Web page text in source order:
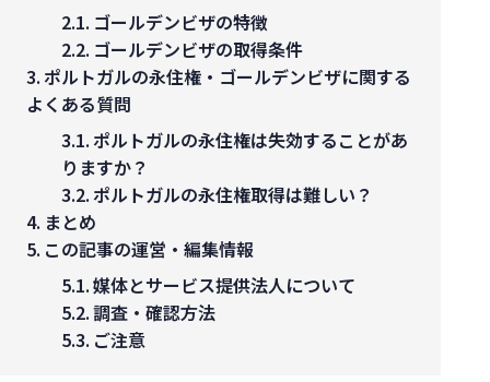
ゴールデンビザの特徴
ゴールデンビザの取得条件
ポルトガルの永住権・ゴールデンビザに関する
よくある質問
ポルトガルの永住権は失効することがあ
りますか？
ポルトガルの永住権取得は難しい？
まとめ
この記事の運営・編集情報
媒体とサービス提供法人について
調査・確認方法
ご注意